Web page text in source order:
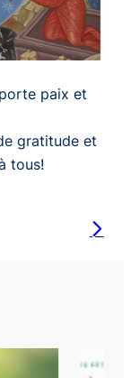
paix et
gratitude et
tous!